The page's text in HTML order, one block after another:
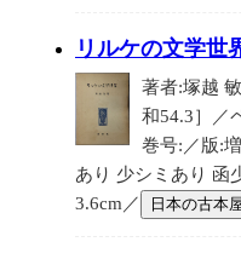
リルケの文学世
著者:塚越
和54.3］／
巻号:／版:
あり 少シミあり 函
3.6cm／
日本の古本